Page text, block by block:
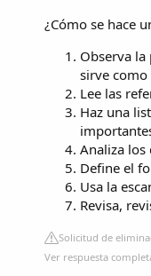
¿Cómo se hace
Observa la
sirve como
Lee las
Haz una
Analiza los
Define el
Usa la
Revisa,
Solicitud de
Ver respuesta